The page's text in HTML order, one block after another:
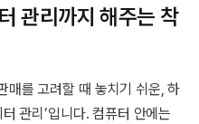
관리까지 해주는 착
매를 고려할 때 놓치기 쉬운, 하
관리’입니다. 컴퓨터 안에는